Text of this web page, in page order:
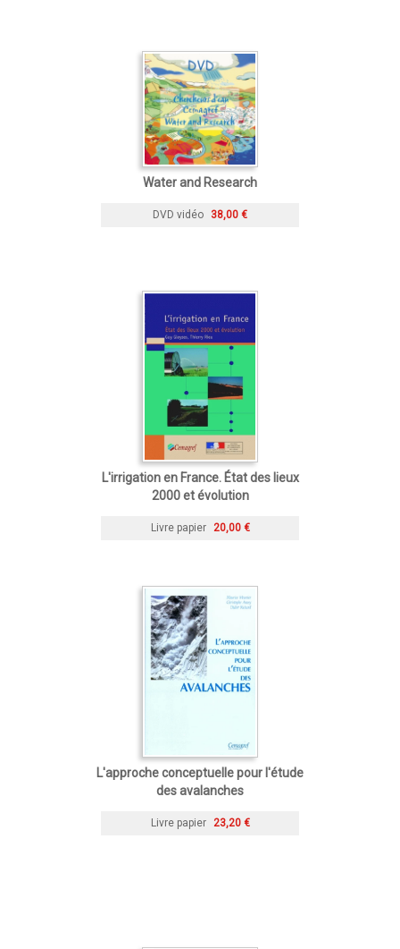
Water and Research
DVD vidéo 38,00 €
L'irrigation en France. État des lieux
2000 et évolution
Livre papier 20,00 €
L'approche conceptuelle pour l'étude
des avalanches
Livre papier 23,20 €